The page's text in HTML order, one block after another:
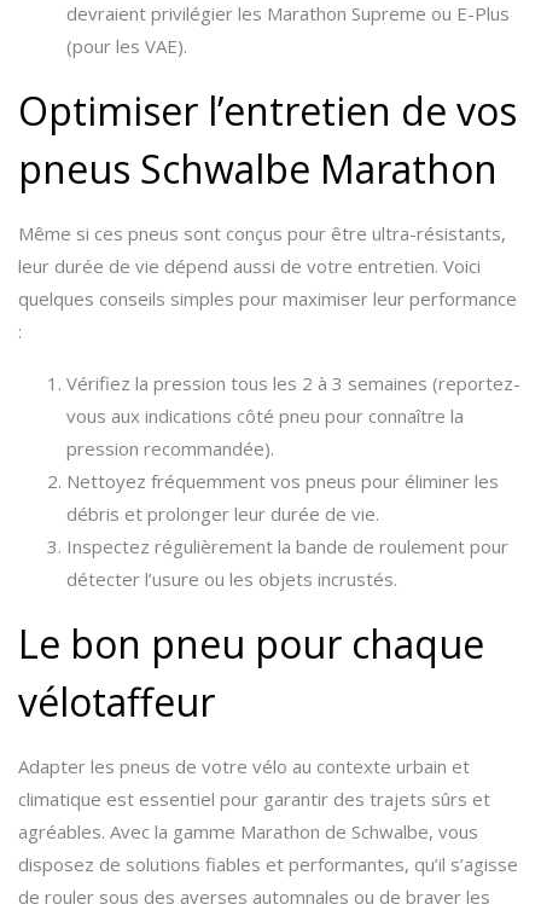
devraient privilégier les Marathon Supreme ou E-Plus
(pour les VAE).
Optimiser l’entretien de vos
pneus Schwalbe Marathon
Même si ces pneus sont conçus pour être ultra-résistants,
leur durée de vie dépend aussi de votre entretien. Voici
quelques conseils simples pour maximiser leur performance
:
Vérifiez la pression tous les 2 à 3 semaines (reportez-
vous aux indications côté pneu pour connaître la
pression recommandée).
Nettoyez fréquemment vos pneus pour éliminer les
débris et prolonger leur durée de vie.
Inspectez régulièrement la bande de roulement pour
détecter l’usure ou les objets incrustés.
Le bon pneu pour chaque
vélotaffeur
Adapter les pneus de votre vélo au contexte urbain et
climatique est essentiel pour garantir des trajets sûrs et
agréables. Avec la gamme Marathon de Schwalbe, vous
disposez de solutions fiables et performantes, qu’il s’agisse
de rouler sous des averses automnales ou de braver les